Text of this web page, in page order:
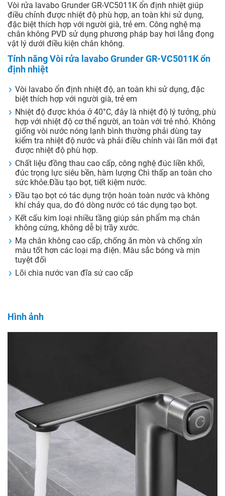
Vòi rửa lavabo Grunder GR-VC5011K ổn định nhiệt giúp
điều chỉnh được nhiệt độ phù hợp, an toàn khi sử dụng,
đặc biệt thích hợp với người già, trẻ em. Công nghệ mạ
chân không PVD sử dụng phương pháp bay hơi lắng đọng
vật lý dưới điều kiện chân không.
Tính năng Vòi rửa lavabo Grunder GR-VC5011K ổn
định nhiệt
Vòi lavabo ổn định nhiệt độ, an toàn khi sử dụng, đặc
biệt thích hợp với người già, trẻ em
Nhiệt độ được khóa ở 40°C, đây là nhiệt độ lý tưởng, phù
hợp với nhiệt độ cơ thể người, an toàn với trẻ nhỏ. Không
giống vòi nước nóng lạnh bình thường phải dùng tay
kiểm tra nhiệt độ nước và phải điều chỉnh vài lần mới đạt
được nhiệt độ phù hợp.
Chất liệu đồng thau cao cấp, công nghệ đúc liền khối,
đúc trọng lực siêu bền, hàm lượng Chì thấp an toàn cho
sức khỏe.Đầu tạo bọt, tiết kiệm nước.
Đầu tạo bọt có tác dụng trộn hoàn toàn nước và không
khí chảy qua, do đó dòng nước có tác dụng tạo bọt.
Kết cấu kim loại nhiều tầng giúp sản phẩm mạ chân
không cứng, không dễ bị trầy xước.
Mạ chân không cao cấp, chống ăn mòn và chống xỉn
màu tốt hơn các loại mạ điện. Màu sắc bóng và mịn
tuyệt đối
Lõi chia nước van đĩa sứ cao cấp
Hình ảnh